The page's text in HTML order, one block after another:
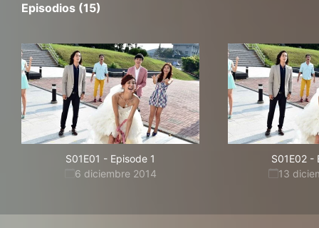
Episodios (15)
S01E01 - Episode 1
6 diciembre 2014
S01E02 -
13